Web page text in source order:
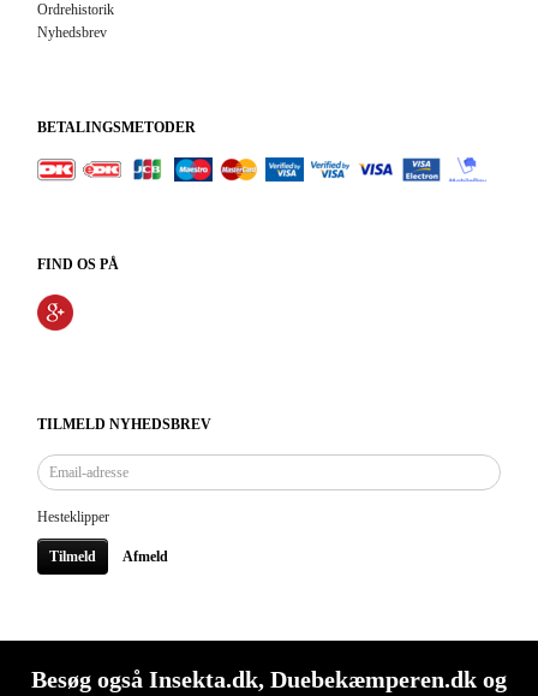
Ordrehistorik
Nyhedsbrev
BETALINGSMETODER
FIND OS PÅ
TILMELD NYHEDSBREV
Email-
adresse
Hesteklipper
Tilmeld Afmeld
Besøg også Insekta.dk, Duebekæmperen.dk og